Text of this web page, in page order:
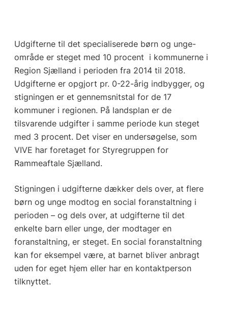
Udgifterne til det specialiserede børn og unge-
område er steget med 10 procent i kommunerne i
Region Sjælland i perioden fra 2014 til 2018.
Udgifterne er opgjort pr. 0-22-årig indbygger, og
stigningen er et gennemsnitstal for de 17
kommuner i regionen. På landsplan er de
tilsvarende udgifter i samme periode kun steget
med 3 procent. Det viser en undersøgelse, som
VIVE har foretaget for Styregruppen for
Rammeaftale Sjælland.
Stigningen i udgifterne dækker dels over, at flere
børn og unge modtog en social foranstaltning i
perioden – og dels over, at udgifterne til det
enkelte barn eller unge, der modtager en
foranstaltning, er steget. En social foranstaltning
kan for eksempel være, at barnet bliver anbragt
uden for eget hjem eller har en kontaktperson
tilknyttet.